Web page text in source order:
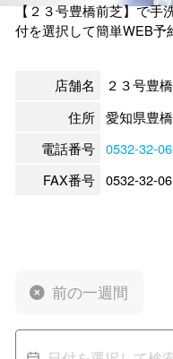
【２３号豊橋前芝】で手
付を選択して簡単WEB予
店舗名
２３号豊
住所 愛知県豊
電話番号 0532-32-
FAX番号 0532-32-
前の一週間